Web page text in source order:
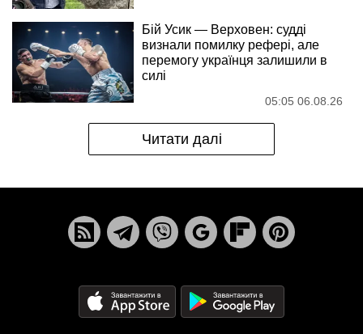
Бій Усик — Верховен: судді
визнали помилку рефері, але
перемогу українця залишили в
силі
05:05 06.08.26
Читати далі